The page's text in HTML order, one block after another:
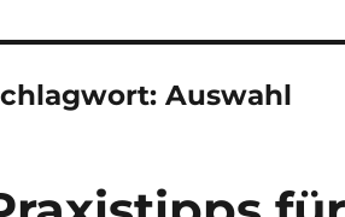
Auswahl